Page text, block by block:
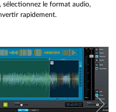
le format audio,
rapidement.